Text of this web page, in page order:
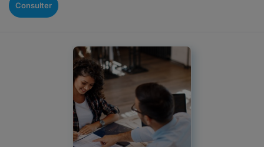
Consulter